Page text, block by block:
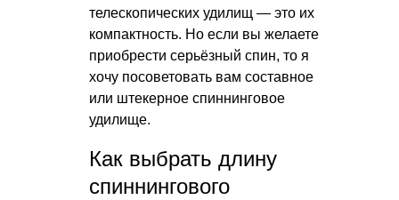
телескопических удилищ — это их
компактность. Но если вы желаете
приобрести серьёзный спин, то я
хочу посоветовать вам составное
или штекерное спиннинговое
удилище.
Как выбрать длину
спиннингового